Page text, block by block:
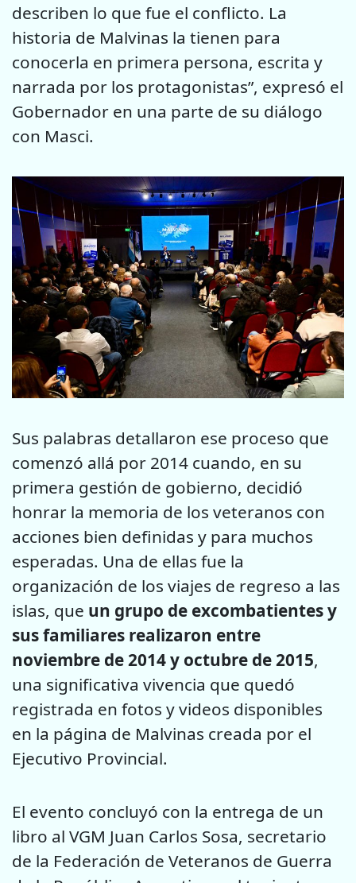
describen lo que fue el conflicto. La
historia de Malvinas la tienen para
conocerla en primera persona, escrita y
narrada por los protagonistas”, expresó el
Gobernador en una parte de su diálogo
con Masci.
Sus palabras detallaron ese proceso que
comenzó allá por 2014 cuando, en su
primera gestión de gobierno, decidió
honrar la memoria de los veteranos con
acciones bien definidas y para muchos
esperadas. Una de ellas fue la
organización de los viajes de regreso a las
islas, que un grupo de excombatientes y
sus familiares realizaron entre
noviembre de 2014 y octubre de 2015,
una significativa vivencia que quedó
registrada en fotos y videos disponibles
en la página de Malvinas creada por el
Ejecutivo Provincial.
El evento concluyó con la entrega de un
libro al VGM Juan Carlos Sosa, secretario
de la Federación de Veteranos de Guerra